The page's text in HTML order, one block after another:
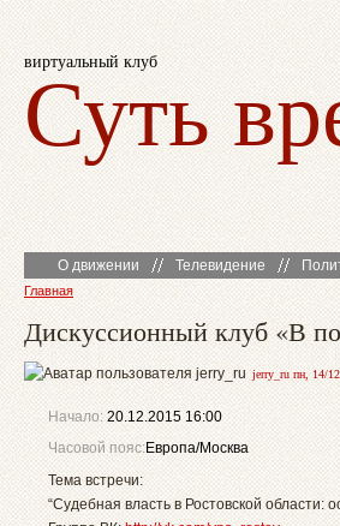
виртуальный клуб
Суть
О движении Телевидение
Главная
Дискуссионный клуб «В
jerry_ru пн, 14/
Начало: 20.12.2015 16:00
Часовой пояс:Европа/Москва
Тема встречи:
“Судебная власть в Ростовской области: